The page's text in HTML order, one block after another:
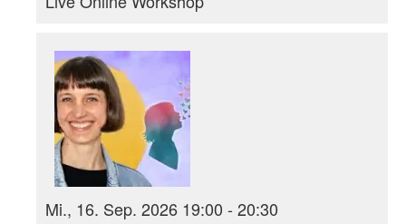
Mi., 16. Sep. 2026 19:00 - 20:30